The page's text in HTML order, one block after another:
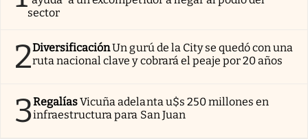
sector
2DiversificaciónUn gurú de la City se quedó con una
ruta nacional clave y cobrará el peaje por 20 años
3RegalíasVicuña adelanta u$s 250 millones en
infraestructura para San Juan